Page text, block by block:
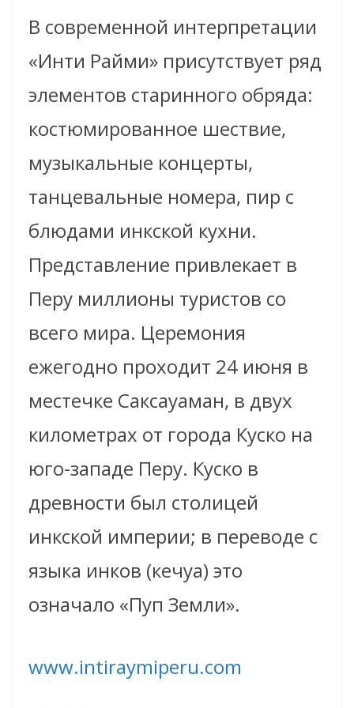
В современной интерпретации
«Инти Райми» присутствует ряд
элементов старинного обряда:
костюмированное шествие,
музыкальные концерты,
танцевальные номера, пир с
блюдами инкской кухни.
Представление привлекает в
Перу миллионы туристов со
всего мира. Церемония
ежегодно проходит 24 июня в
местечке Саксауаман, в двух
километрах от города Куско на
юго-западе Перу. Куско в
древности был столицей
инкской империи; в переводе с
языка инков (кечуа) это
означало «Пуп Земли».
www.intiraymiperu.com